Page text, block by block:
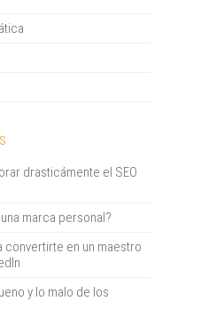
drasticámente el SEO
marca personal?
convertirte en un maestro
y lo malo de los